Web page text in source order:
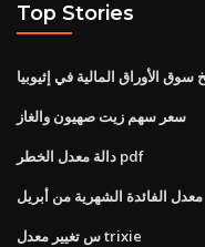
Top Stories
سوق الأوراق المالية في إثيوبيا
سعر سهم زيت صهيون والغاز
دالة معدل الخطر pdf
معدل الفائدة الشهرية من أبريل
س تغيير معدل trixie